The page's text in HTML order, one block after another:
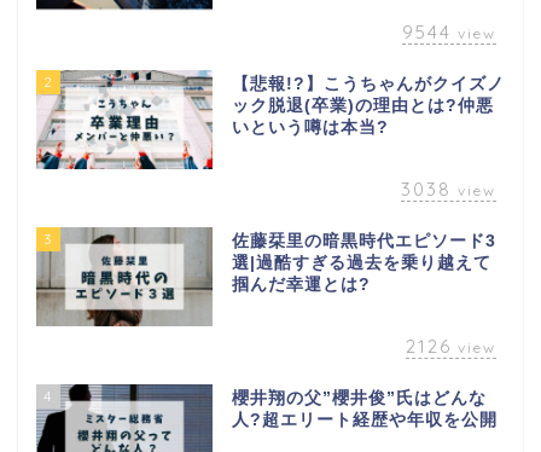
9544 view
2
【悲報!?】こうちゃんがクイズノ
ック脱退(卒業)の理由とは?仲悪
いという噂は本当?
3038 view
3
佐藤栞里の暗黒時代エピソード3
選|過酷すぎる過去を乗り越えて
掴んだ幸運とは?
2126 view
4
櫻井翔の父”櫻井俊”氏はどんな
人?超エリート経歴や年収を公開